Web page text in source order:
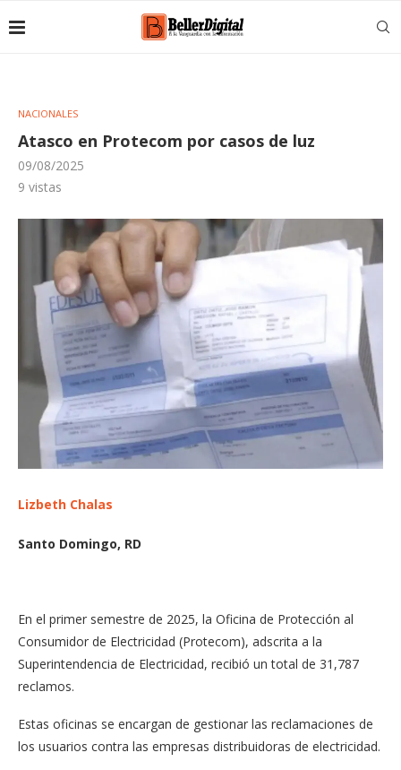
NACIONALES
Atasco en Protecom por casos de luz
09/08/2025
9 vistas
Lizbeth Chalas
Santo Domingo, RD
En el primer semestre de 2025, la Oficina de Protección al
Consumidor de Electricidad (Protecom), adscrita a la
Superintendencia de Electricidad, recibió un total de 31,787
reclamos.
Estas oficinas se encargan de gestionar las reclamaciones de
los usuarios contra las empresas distribuidoras de electricidad.